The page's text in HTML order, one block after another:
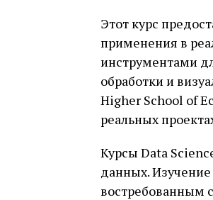
Этот курс
применения в
инструментами
обработки и
Higher School of
реальных
Курсы Data
данных. Изучение
востребованным